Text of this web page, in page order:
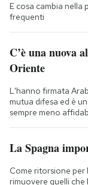
E cosa cambia
frequenti
C’è una nuova
Oriente
L'hanno firmata
mutua difesa ed è
sempre meno
La Spagna
Come ritorsione per
rimuovere quelli